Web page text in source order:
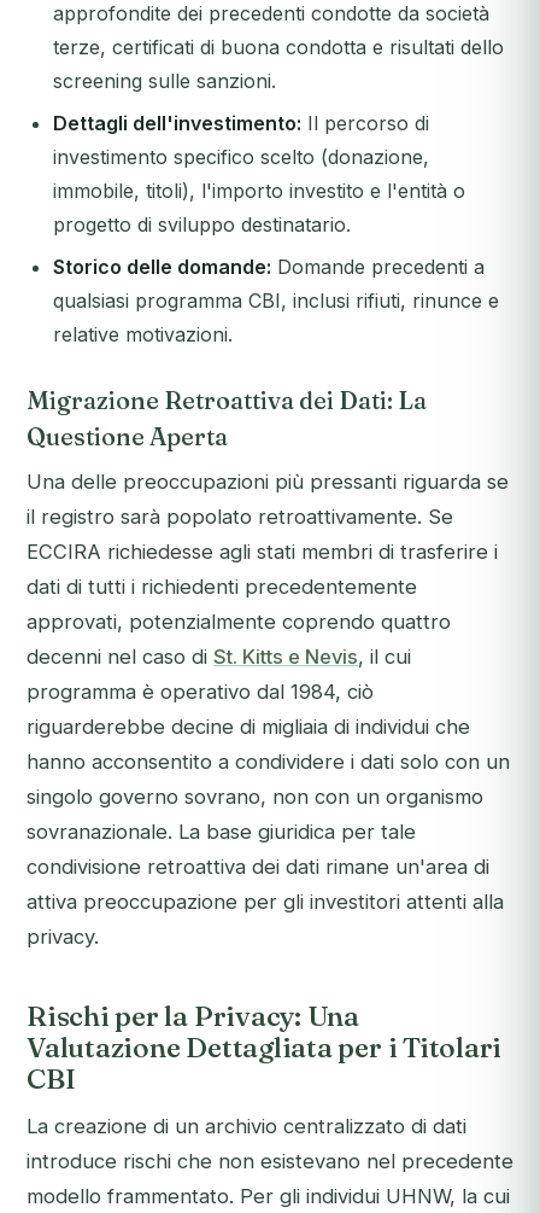
approfondite dei precedenti condotte da società
terze, certificati di buona condotta e risultati dello
screening sulle sanzioni.
Dettagli dell'investimento: Il percorso di
investimento specifico scelto (donazione,
immobile, titoli), l'importo investito e l'entità o
progetto di sviluppo destinatario.
Storico delle domande: Domande precedenti a
qualsiasi programma CBI, inclusi rifiuti, rinunce e
relative motivazioni.
Migrazione Retroattiva dei Dati: La
Questione Aperta
Una delle preoccupazioni più pressanti riguarda se
il registro sarà popolato retroattivamente. Se
ECCIRA richiedesse agli stati membri di trasferire i
dati di tutti i richiedenti precedentemente
approvati, potenzialmente coprendo quattro
decenni nel caso di St. Kitts e Nevis, il cui
programma è operativo dal 1984, ciò
riguarderebbe decine di migliaia di individui che
hanno acconsentito a condividere i dati solo con un
singolo governo sovrano, non con un organismo
sovranazionale. La base giuridica per tale
condivisione retroattiva dei dati rimane un'area di
attiva preoccupazione per gli investitori attenti alla
privacy.
Rischi per la Privacy: Una
Valutazione Dettagliata per i Titolari
CBI
La creazione di un archivio centralizzato di dati
introduce rischi che non esistevano nel precedente
modello frammentato. Per gli individui UHNW, la cui